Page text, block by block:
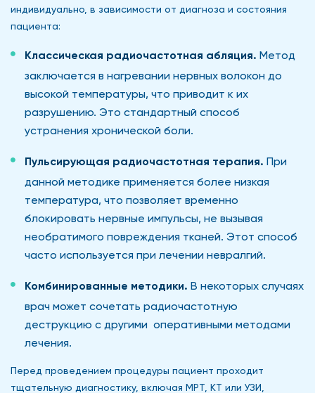
индивидуально, в зависимости от диагноза и состояния
пациента:
Классическая радиочастотная абляция. Метод
заключается в нагревании нервных волокон до
высокой температуры, что приводит к их
разрушению. Это стандартный способ
устранения хронической боли.
Пульсирующая радиочастотная терапия. При
данной методике применяется более низкая
температура, что позволяет временно
блокировать нервные импульсы, не вызывая
необратимого повреждения тканей. Этот способ
часто используется при лечении невралгий.
Комбинированные методики. В некоторых случаях
врач может сочетать радиочастотную
деструкцию с другими оперативными методами
лечения.
Перед проведением процедуры пациент проходит
тщательную диагностику, включая МРТ, КТ или УЗИ,